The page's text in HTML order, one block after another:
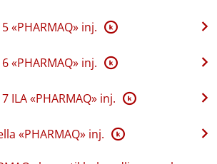
«PHARMAQ» inj. K
«PHARMAQ» inj. K
ILA «PHARMAQ» inj. K
«PHARMAQ» inj. K